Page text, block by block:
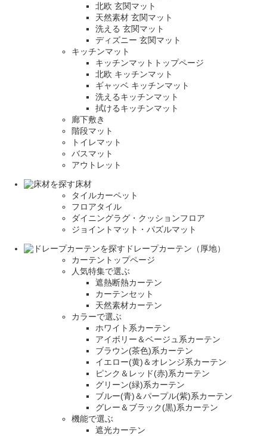
北欧 玄関マット
天然素材 玄関マット
洗える 玄関マット
ディズニー 玄関マット
キッチンマット
キッチンマットトップページ
北欧 キッチンマット
ギャッベ キッチンマット
洗えるキッチンマット
拭けるキッチンマット
廊下敷き
階段マット
トイレマット
バスマット
アウトレット
床材
タイルカーペット
フロアタイル
ダイニングラグ・クッションフロア
ジョイントマット・パズルマット
ドレープカーテン（厚地）
カーテントップページ
人気特集で選ぶ
遮熱断熱カーテン
カーテンセット
天然素材カーテン
カラーで選ぶ
ホワイト系カーテン
アイボリー＆ベージュ系カーテン
ブラウン(茶色)系カーテン
イエロー(黄)＆オレンジ系カーテン
ピンク＆レッド(赤)系カーテン
グリーン(緑)系カーテン
ブルー(青)＆パープル(紫)系カーテン
グレー＆ブラック(黒)系カーテン
機能で選ぶ
遮光カーテン